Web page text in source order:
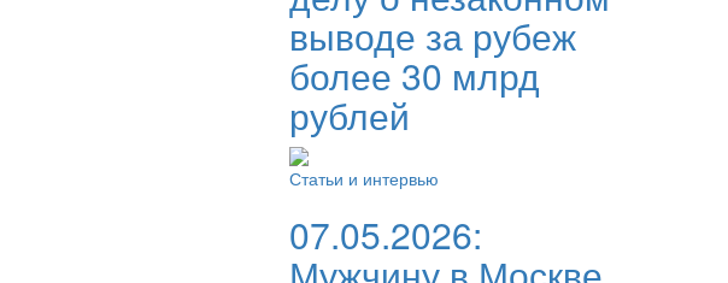
выводе за рубеж
более 30 млрд
рублей
Статьи и интервью
07.05.2026: